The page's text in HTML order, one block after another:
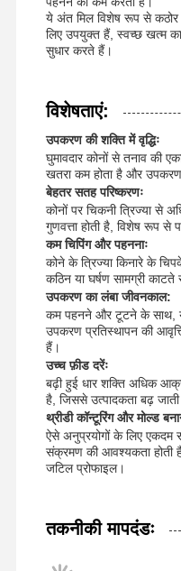
घर
ये अंत मिल विशेष रूप से कठोर
लिए उपयुक्त हैं, स्वच्छ खत्म
सुधार करते हैं।
विशेषताएं:
उपकरण की शक्ति में वृद्धिः
घुमावदार कोनों से तनाव की
खतरा कम होता है और उपकरण
बेहतर सतह परिष्करणः
कोनों पर चिकनी त्रिज्या से
गुणवत्ता होती है, विशेष रूप से
कम चिपिंग और पहननाः
कोने के त्रिज्या किनारे के
कठिन या घर्षण सामग्री
उपकरण का लंबा जीवनकाल:
कम पहनने और टूटने के साथ,
उपकरण प्रतिस्थापन की
हैं।
उच्च फ़ीड दरेंः
बढ़ी हुई धार शक्ति अधिक
है, जिससे उत्पादकता बढ़
थ्रीडी कॉन्टूरिंग और मोल्ड
ऐसे अनुप्रयोगों के लिए एकदम
संक्रमण की आवश्यकता होती
जटिल प्रोफाइल।
तकनीकी मापदंडः